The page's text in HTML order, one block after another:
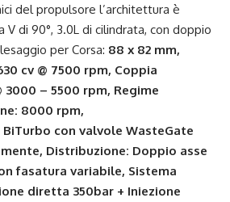
del propulsore l’architettura è
V di 90°, 3.0L di cilindrata, con doppio
per Corsa: 88 x 82 mm,
cv @ 7500 rpm, Coppia
3000 – 5500 rpm, Regime
8000 rpm,
con valvole WasteGate
Distribuzione: Doppio asse
fasatura variabile, Sistema
diretta 350bar + Iniezione